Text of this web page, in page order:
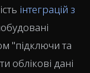
інтеграцій з
"підключи та
облікові дані